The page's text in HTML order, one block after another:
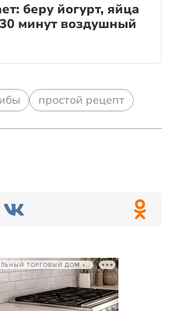
беру йогурт, яйца
минут воздушный
простой рецепт
РЕКЛАМА • ООО СТРОИТЕЛЬНЫЙ ТОРГОВЫЙ ДОМ «ПЕТРОВИЧ», ИНН 7802348846